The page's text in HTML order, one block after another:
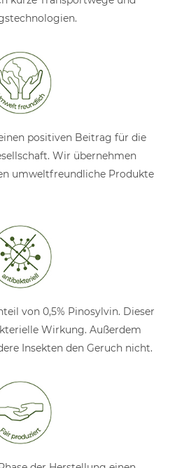
positiven Beitrag für die
Wir übernehmen
umweltfreundliche Produkte
von 0,5% Pinosylvin. Dieser
Wirkung. Außerdem
Insekten den Geruch nicht.